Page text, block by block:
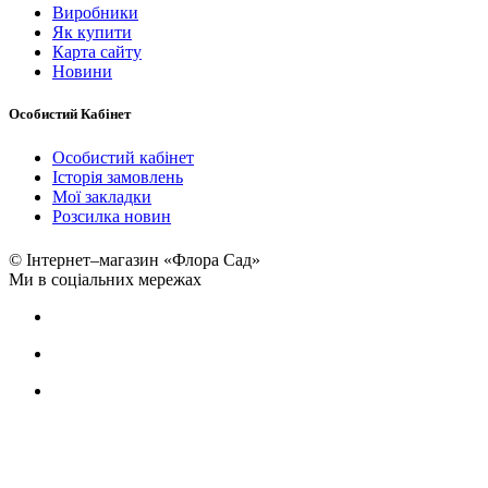
Виробники
Як купити
Карта сайту
Новини
Особистий Кабінет
Особистий кабінет
Історія замовлень
Мої закладки
Розсилка новин
© Інтернет–магазин «Флора Сад»
Ми в соціальних мережах